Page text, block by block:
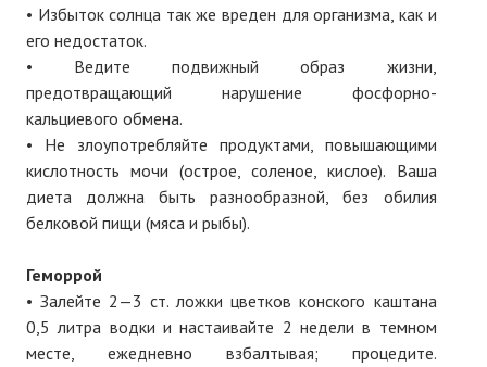
• Избыток солнца так же вреден для организма, как и
его недостаток.
• Ведите подвижный образ жизни,
предотвращающий нарушение фосфорно-
кальциевого обмена.
• Не злоупотребляйте продуктами, повышающими
кислотность мочи (острое, соленое, кислое). Ваша
диета должна быть разнообразной, без обилия
белковой пищи (мяса и рыбы).
Геморрой
• Залейте 2—3 ст. ложки цветков конского каштана
0,5 литра водки и настаивайте 2 недели в темном
месте, ежедневно взбалтывая; процедите.